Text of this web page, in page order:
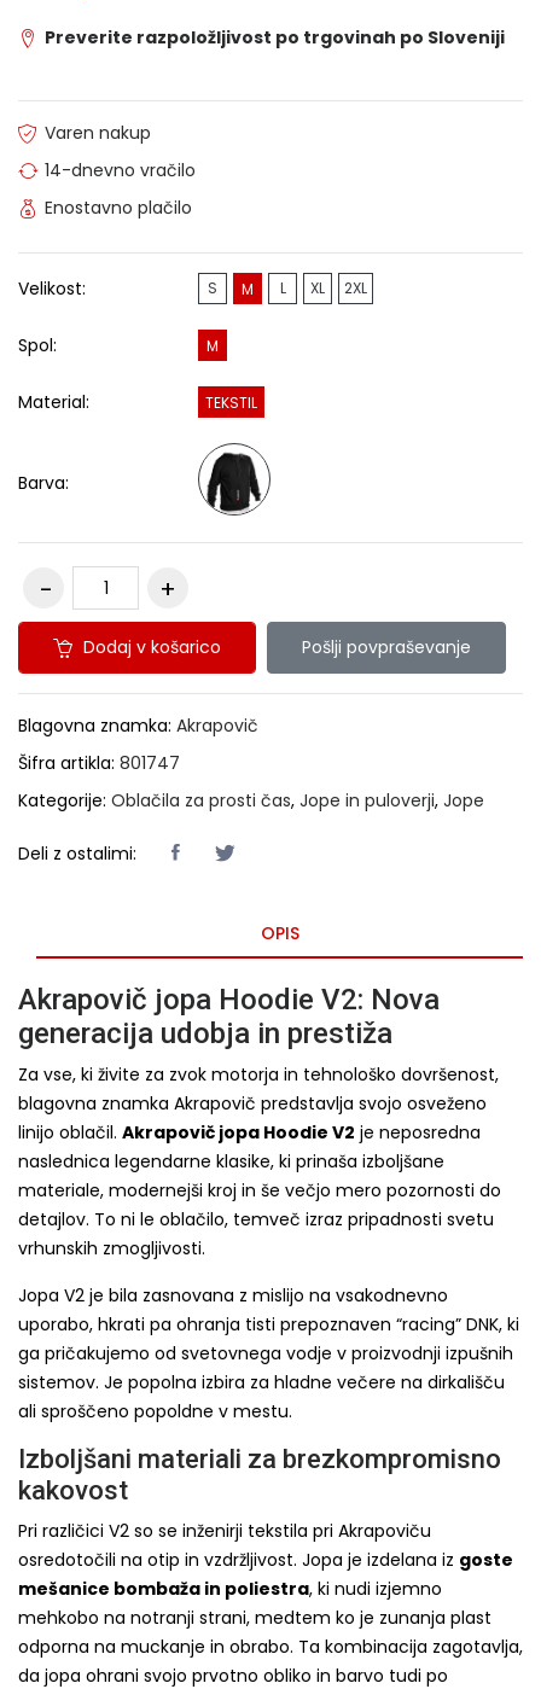
Preverite razpoložljivost po trgovinah po Sloveniji
Varen nakup
14-dnevno vračilo
Enostavno plačilo
Velikost: S M L XL 2XL
Spol: M
Material: TEKSTIL
Barva:
Dodaj v košarico Pošlji povpraševanje
Blagovna znamka: Akrapovič
Šifra artikla: 801747
Kategorije: Oblačila za prosti čas, Jope in puloverji, Jope
Deli z ostalimi:
OPIS
Akrapovič jopa Hoodie V2: Nova
generacija udobja in prestiža
Za vse, ki živite za zvok motorja in tehnološko dovršenost,
blagovna znamka Akrapovič predstavlja svojo osveženo
linijo oblačil. Akrapovič jopa Hoodie V2 je neposredna
naslednica legendarne klasike, ki prinaša izboljšane
materiale, modernejši kroj in še večjo mero pozornosti do
detajlov. To ni le oblačilo, temveč izraz pripadnosti svetu
vrhunskih zmogljivosti.
Jopa V2 je bila zasnovana z mislijo na vsakodnevno
uporabo, hkrati pa ohranja tisti prepoznaven “racing” DNK, ki
ga pričakujemo od svetovnega vodje v proizvodnji izpušnih
sistemov. Je popolna izbira za hladne večere na dirkališču
ali sproščeno popoldne v mestu.
Izboljšani materiali za brezkompromisno
kakovost
Pri različici V2 so se inženirji tekstila pri Akrapoviču
osredotočili na otip in vzdržljivost. Jopa je izdelana iz goste
mešanice bombaža in poliestra, ki nudi izjemno
mehkobo na notranji strani, medtem ko je zunanja plast
odporna na muckanje in obrabo. Ta kombinacija zagotavlja,
da jopa ohrani svojo prvotno obliko in barvo tudi po